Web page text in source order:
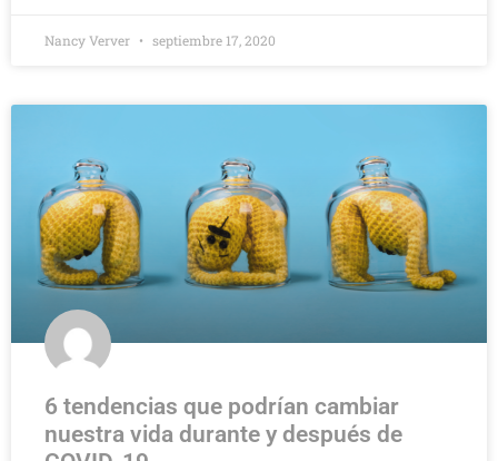
Nancy Verver septiembre 17, 2020
6 tendencias que podrían cambiar
nuestra vida durante y después de